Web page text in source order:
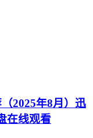
2025年8月）迅
在线观看